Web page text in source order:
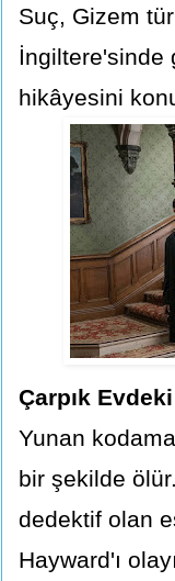
Suç, Gizem
İngiltere'sinde
hikâyesini
Çarpık
Yunan
bir şekilde
dedektif olan
Hayward'ı